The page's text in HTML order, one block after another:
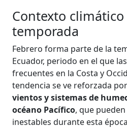
Contexto
temporada
Febrero forma parte de la
Ecuador, periodo en el que
frecuentes en la Costa y
tendencia se ve reforzada
vientos y sistemas de
océano Pacífico, que
inestables durante esta